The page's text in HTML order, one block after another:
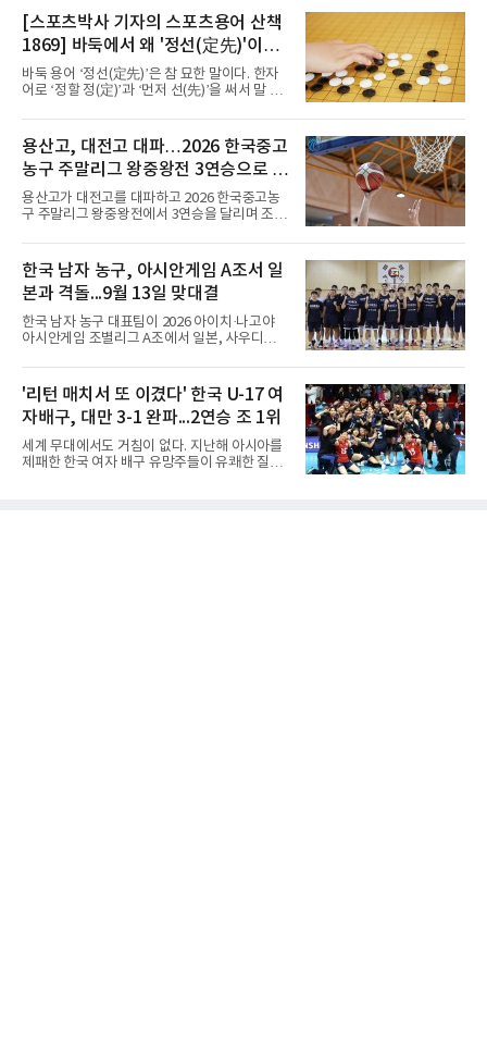
정상을 다투던 알카라스는 지난 4월 바르셀로나
오픈 이후 넉 달째 남자프로테니스(ATP) 투어 경
기에 나서지 못하고 있다. 9일 영국 BBC 등에 따
르면 그는 손목 힘줄을 감싸는 활막에 염증이 생
기는 건초염을 앓고 있다.이 부상이 까다로운 이
유가 있다. 반복적으로 라켓을 쥐고 휘두르는 동
최장 1년의 회복이 필요하다. 알카라스는 수술
은 받지 않았다. 라켓
[스포츠박사 기자의 스포츠용어 산책
1869] 바둑에서 왜 '정선(定先)'이라
말할까
바둑 용어 ‘정선(定先)’은 참 묘한 말이다. 한자
어로 ‘정할 정(定)’과 ‘먼저 선(先)’을 써서 말 그
이 먼저 두되 백에게 덤을 주지 않는 방식이다.
요즘 프로기사들의 대국은 대부분 ‘호선(互
先)’으로 치러지고, 백에게 6집 반 또는 7집 반의
덤을 주는 것이 일반적이다. (본 코너 1868회 ‘바
둑에서 왜 ‘호선(互先)’이라 말할까‘ 참조) 반면
정선에서는 흑이 먼저 두는 대신 덤이 없다. 한국
기원 역시 기력 차이를 표시하는 기준에서 정선
상선(先相先), 선이선(先二先) 등 여러 단계가
용산고, 대전고 대파…2026 한국중고
농구 주말리그 왕중왕전 3연승으로 조
1위 16강 진출
용산고가 대전고를 대파하고 2026 한국중고농
구 주말리그 왕중왕전에서 3연승을 달리며 조 1
우슬체육관에서 열린 대회 남고부 B조 예선 3차
전에서 대전고를 상대로 주전 선수들의 고른 활
약을 앞세워 108-33으로 대승을 거뒀다.용산고
는 배대범이 22점, 김민기가 19점, 이승민이 13
점을 올리며 공격을 이끌었다. 경기 초반부터 주
도권을 잡은 용산고는 일찌감치 승기를 굳히며
대전고에 큰 점수 차 승리를 거뒀다.이로써 용산
붙는다.C조에서는 양정고가 충주고를 82-35로
크게 꺾고 16강 진출을 확정했다
한국 남자 농구, 아시안게임 A조서 일
본과 격돌...9월 13일 맞대결
한국 남자 농구 대표팀이 2026 아이치·나고야
아시안게임 조별리그 A조에서 일본, 사우디아라
가 8일 발표한 일정에 따르면 한국은 9월 10일
사우디, 11일 인도네시아, 13일 일본과 차례로
맞붙는다. FIBA 랭킹은 일본 22위, 한국 57위, 사
우디 65위, 인도네시아 94위로, 랭킹과 홈 이점
을 모두 갖춘 일본이 최대 변수다.니콜라이스 마
줄스(라트비아) 감독이 이끄는 대표팀은 지난달
6일 FIBA 월드컵 예선 1라운드 6차전에서 일본
'리턴 매치서 또 이겼다' 한국 U-17 여
자배구, 대만 3-1 완파...2연승 조 1위
세계 무대에서도 거침이 없다. 지난해 아시아를
제패한 한국 여자 배구 유망주들이 유쾌한 질주